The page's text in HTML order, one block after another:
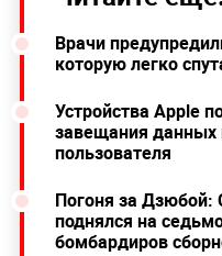
Врачи
которую легко
Устройства Apple
завещания данных
пользователя
Погоня за
поднялся на
бомбардиров